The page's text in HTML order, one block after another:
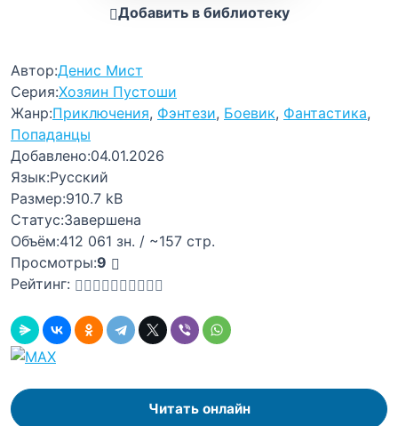
Добавить в библиотеку
Автор:Денис Мист
Серия:Хозяин Пустоши
Жанр:Приключения, Фэнтези, Боевик, Фантастика,
Попаданцы
Добавлено:04.01.2026
Язык:Русский
Размер:910.7 kB
Статус:Завершена
Объём:412 061 зн. / ~157 стр.
Просмотры:9
Рейтинг:
Читать онлайн